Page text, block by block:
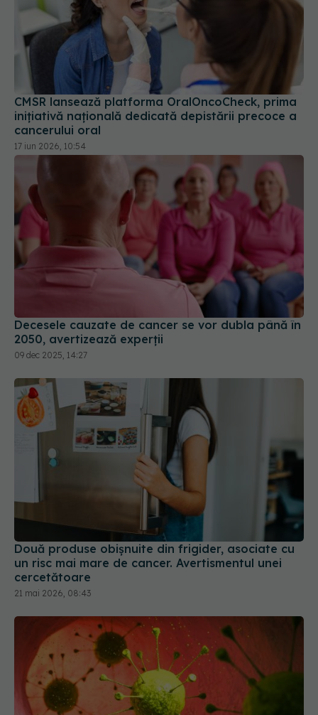
CMSR lansează platforma OralOncoCheck, prima
inițiativă națională dedicată depistării precoce a
cancerului oral
17 iun 2026, 10:54
Decesele cauzate de cancer se vor dubla până în
2050, avertizează experții
09 dec 2025, 14:27
Două produse obișnuite din frigider, asociate cu
un risc mai mare de cancer. Avertismentul unei
cercetătoare
21 mai 2026, 08:43